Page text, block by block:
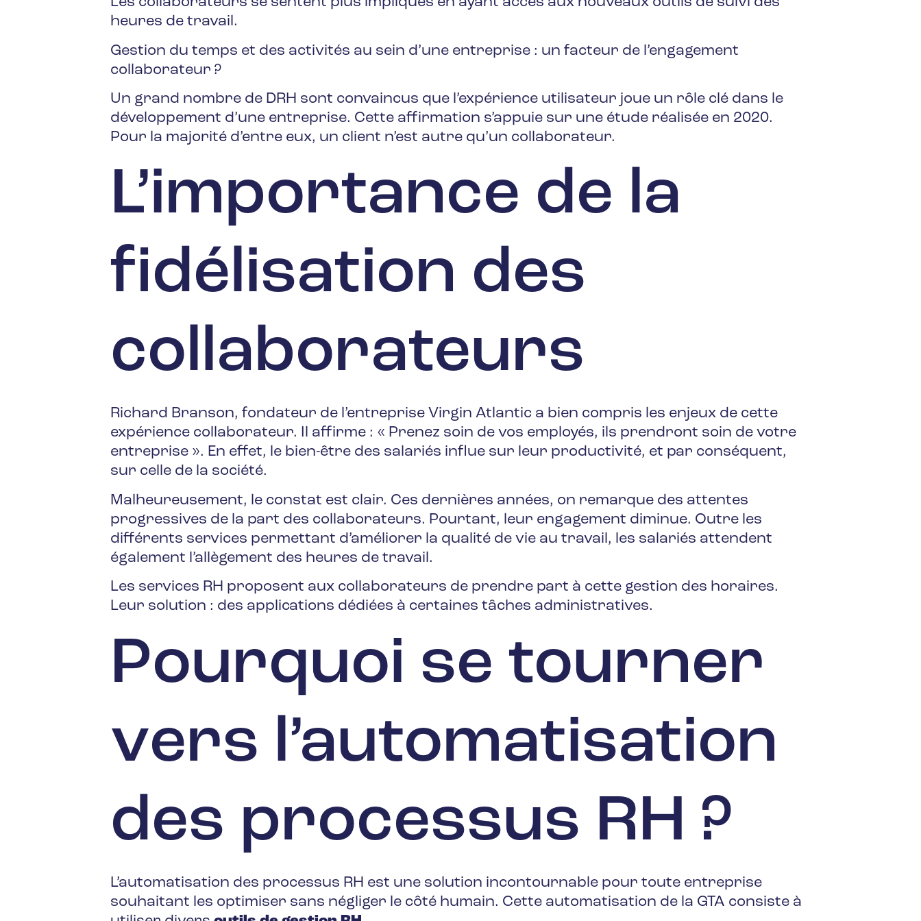
heures de travail.
Gestion du temps et des activités au sein d’une entreprise : un facteur de l’engagement
collaborateur ?
Un grand nombre de DRH sont convaincus que l’expérience utilisateur joue un rôle clé dans le
développement d’une entreprise. Cette affirmation s’appuie sur une étude réalisée en 2020.
Pour la majorité d’entre eux, un client n’est autre qu’un collaborateur.
L’importance de la
fidélisation des
collaborateurs
Richard Branson, fondateur de l’entreprise Virgin Atlantic a bien compris les enjeux de cette
expérience collaborateur. Il affirme : « Prenez soin de vos employés, ils prendront soin de votre
entreprise ». En effet, le bien-être des salariés influe sur leur productivité, et par conséquent,
sur celle de la société.
Malheureusement, le constat est clair. Ces dernières années, on remarque des attentes
progressives de la part des collaborateurs. Pourtant, leur engagement diminue. Outre les
différents services permettant d’améliorer la qualité de vie au travail, les salariés attendent
également l’allègement des heures de travail.
Les services RH proposent aux collaborateurs de prendre part à cette gestion des horaires.
Leur solution : des applications dédiées à certaines tâches administratives.
Pourquoi se tourner
vers l’automatisation
des processus RH ?
L’automatisation des processus RH est une solution incontournable pour toute entreprise
souhaitant les optimiser sans négliger le côté humain. Cette automatisation de la GTA consiste à